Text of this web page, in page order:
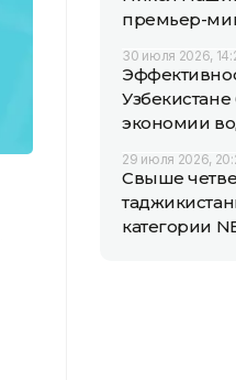
премьер-
30 июля 2026,
экономии
29 июля 2026,
Свыше
категории